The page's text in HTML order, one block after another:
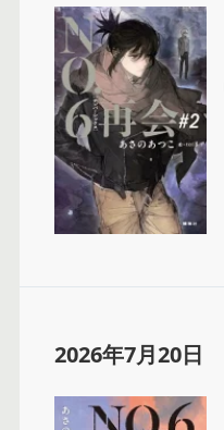
2026年7月20日